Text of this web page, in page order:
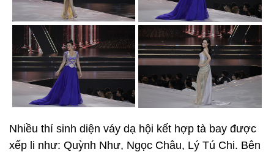
Nhiều thí sinh diện váy dạ hội kết hợp tà bay được
xếp li như: Quỳnh Như, Ngọc Châu, Lý Tú Chi. Bên